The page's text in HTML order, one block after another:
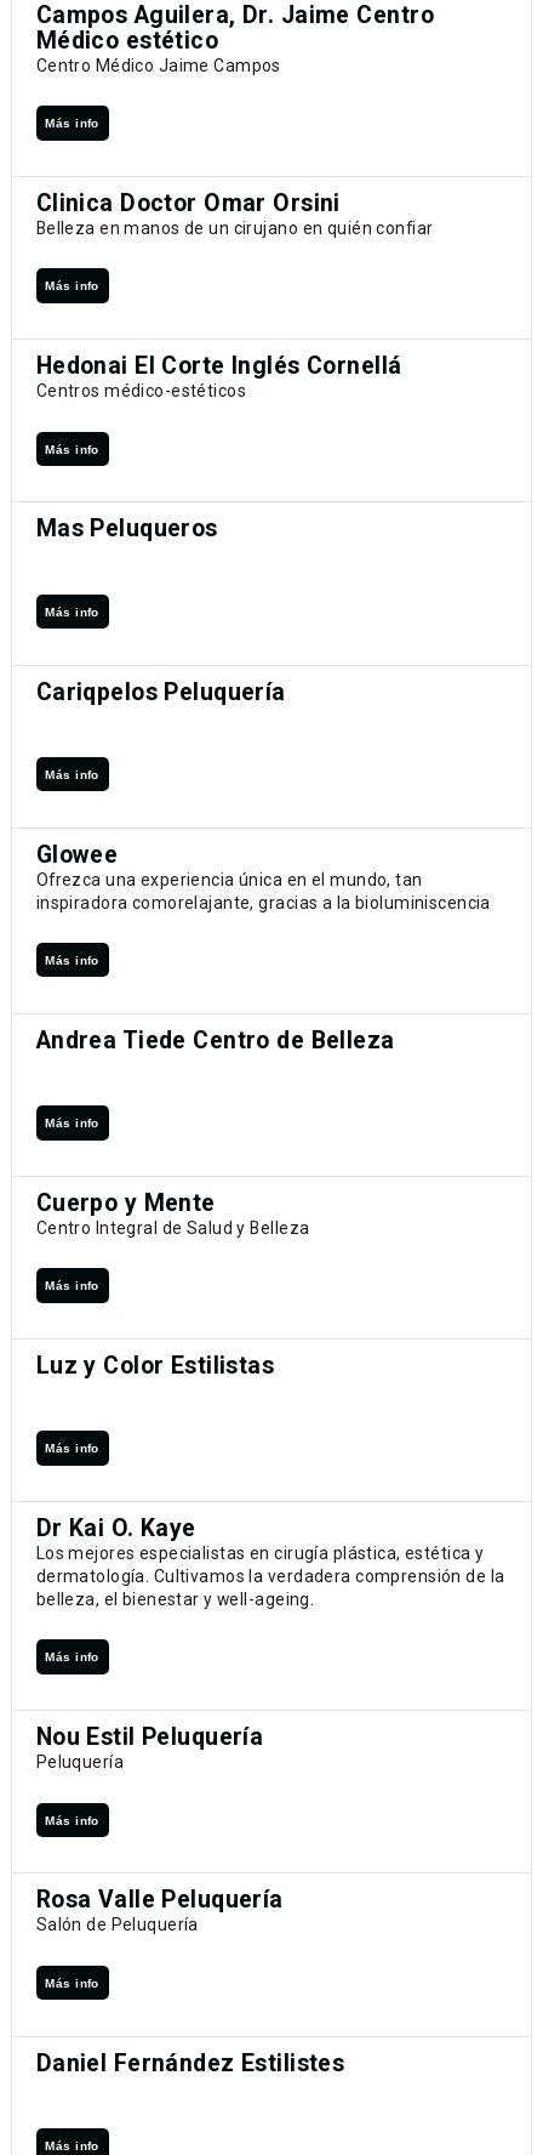
Campos Aguilera, Dr. Jaime Centro
Médico estético
Centro Médico Jaime Campos
Más info
Clinica Doctor Omar Orsini
Belleza en manos de un cirujano en quién confiar
Más info
Hedonai El Corte Inglés Cornellá
Centros médico-estéticos
Más info
Mas Peluqueros
Más info
Cariqpelos Peluquería
Más info
Glowee
Ofrezca una experiencia única en el mundo, tan
inspiradora comorelajante, gracias a la bioluminiscencia
Más info
Andrea Tiede Centro de Belleza
Más info
Cuerpo y Mente
Centro Integral de Salud y Belleza
Más info
Luz y Color Estilistas
Más info
Dr Kai O. Kaye
Los mejores especialistas en cirugía plástica, estética y
dermatología. Cultivamos la verdadera comprensión de la
belleza, el bienestar y well-ageing.
Más info
Nou Estil Peluquería
Peluquería
Más info
Rosa Valle Peluquería
Salón de Peluquería
Más info
Daniel Fernández Estilistes
Más info